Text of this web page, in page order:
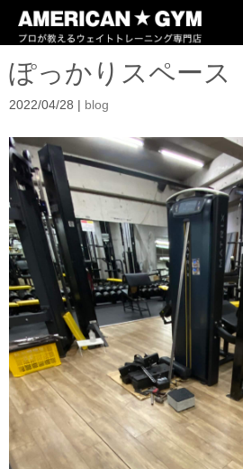
ぽっかりスペース
2022/04/28 | blog